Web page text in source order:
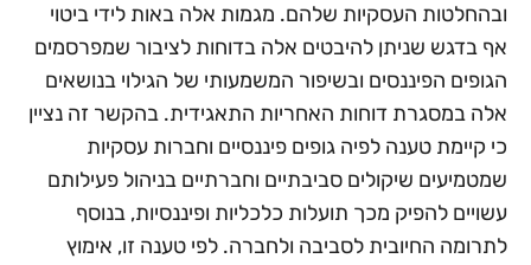
ובהחלטות העסקיות שלהם. מגמות אלה באות לידי ביטוי
אף בדגש שניתן להיבטים אלה בדוחות לציבור שמפרסמים
הגופים הפיננסים ובשיפור המשמעותי של הגילוי בנושאים
אלה במסגרת דוחות האחריות התאגידית. בהקשר זה נציין
כי קיימת טענה לפיה גופים פיננסיים וחברות עסקיות
שמטמיעים שיקולים סביבתיים וחברתיים בניהול פעילותם
עשויים להפיק מכך תועלות כלכליות ופיננסיות, בנוסף
לתרומה החיובית לסביבה ולחברה. לפי טענה זו, אימוץ